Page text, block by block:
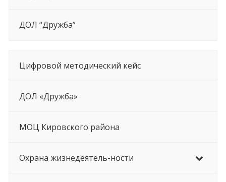
ДОЛ “Дружба”
Цифровой методический кейс
ДОЛ «Дружба»
МОЦ Кировского района
Охрана жизнедеятель-ности